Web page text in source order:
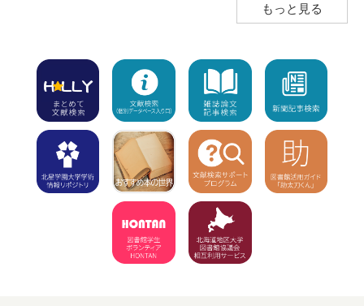
図書館ボランティア団体「HONTAN」の
インスタグラムのお知らせ
NEW!
2026年7月23日 注意
学外利用者（高校生含む）の入館不可
【7/8～8/1】8/2（休館）、8/3から利用
お知らせ
もっと見る